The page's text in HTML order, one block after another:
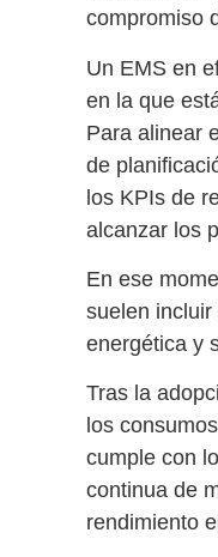
compromiso
Un EMS en
en la que
Para alinear
de
los KPIs de
alcanzar los
En ese
suelen
energética y
Tras la
los
cumple con
continua de
rendimiento